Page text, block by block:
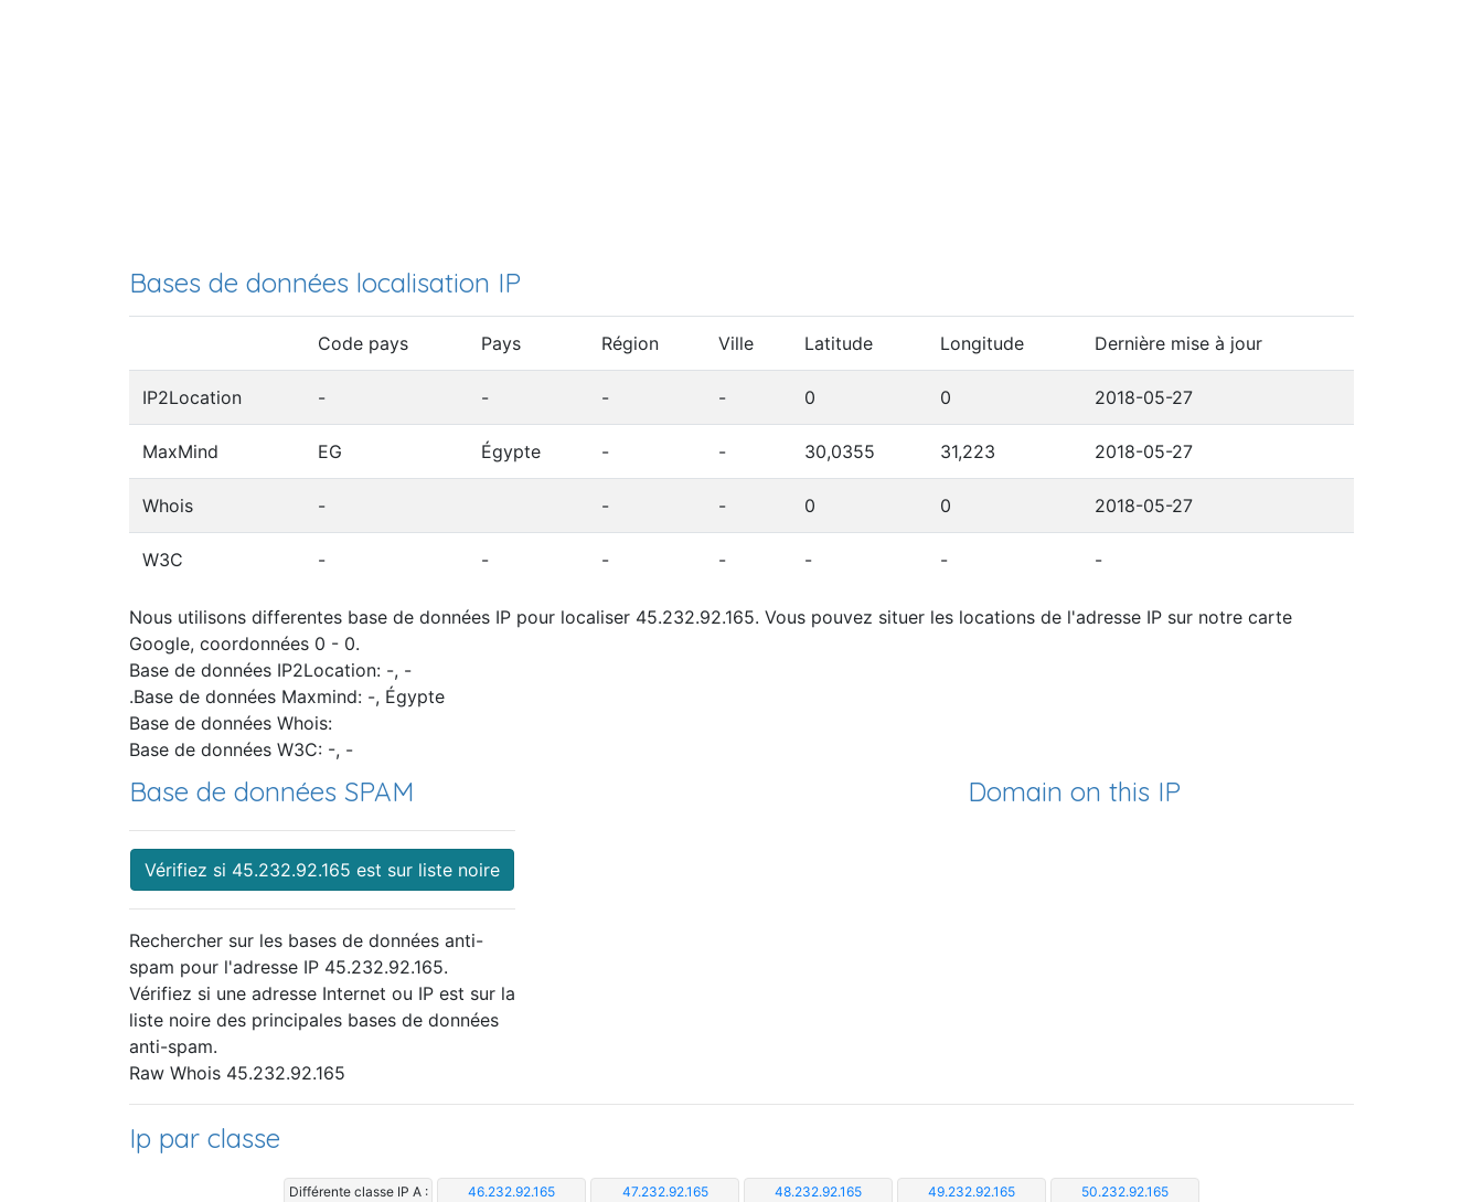
Bases de données localisation IP
Code pays Pays Région Ville Latitude Longitude Dernière mise à jour
IP2Location - - - - 0 0 2018-05-27
MaxMind EG Égypte - - 30,0355 31,223 2018-05-27
Whois - - - 0 0 2018-05-27
W3C - - - - - - -
Nous utilisons differentes base de données IP pour localiser 45.232.92.165. Vous pouvez situer les locations de l'adresse IP sur notre carte
Google, coordonnées 0 - 0.
Base de données IP2Location: -, -
.Base de données Maxmind: -, Égypte
Base de données Whois:
Base de données W3C: -, -
Base de données SPAM
Vérifiez si 45.232.92.165 est sur liste noire
Rechercher sur les bases de données anti-
spam pour l'adresse IP 45.232.92.165.
Vérifiez si une adresse Internet ou IP est sur la
liste noire des principales bases de données
anti-spam.
Domain on this IP
Raw Whois 45.232.92.165
Ip par classe
Différente classe IP A : 46.232.92.165 47.232.92.165 48.232.92.165 49.232.92.165 50.232.92.165